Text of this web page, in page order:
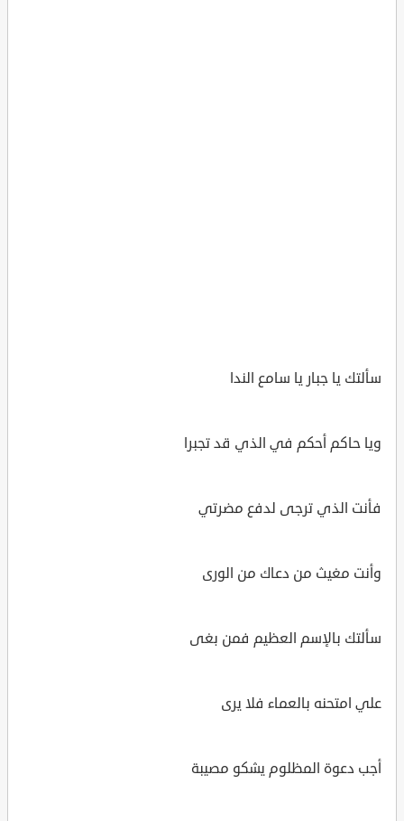
سألتك يا جبار يا سامع الندا
ويا حاكم أحكم في الذي قد تجبرا
فأنت الذي ترجى لدفع مضرتي
وأنت مغيث من دعاك من الورى
سألتك بالإسم العظيم فمن بغى
علي امتحنه بالعماء فلا يرى
أجب دعوة المظلوم يشكو مصيبة